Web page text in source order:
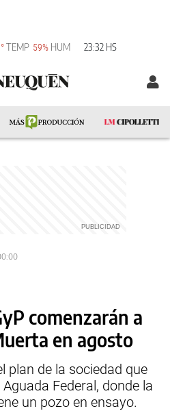
TEMP 59% HUM 23:32 HS
comenzarán a
en agosto
plan de la sociedad que
Federal, donde la
un pozo en ensayo.